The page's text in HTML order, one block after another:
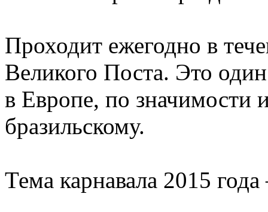
Проходит ежегодно в
Великого Поста. Это
в Европе, по значимости
бразильскому.
Тема карнавала 2015